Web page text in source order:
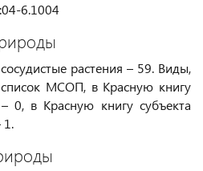
6.1004
растения – 59. Виды,
МСОП, в Красную книгу
0, в Красную книгу субъекта
1.